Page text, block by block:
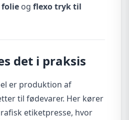
og flexo tryk til
det i praksis
er produktion af
til fødevarer. Her kører
etiketpresse, hvor